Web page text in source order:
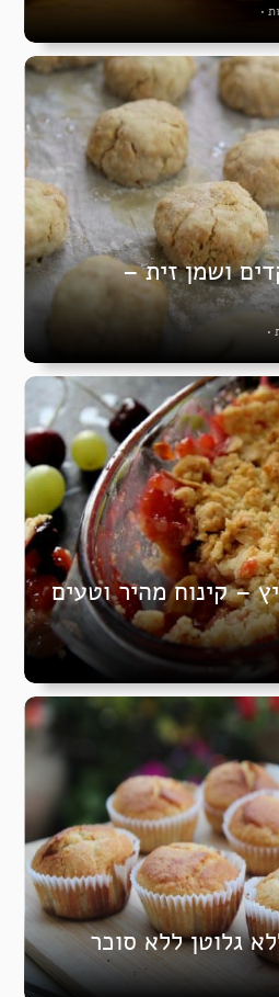
•
ושמן זית –
•
– קינוח מהיר וטעים
גלוטן ללא סוכר